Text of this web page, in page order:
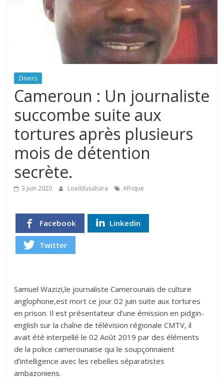
Divers
Cameroun : Un journaliste
succombe suite aux
tortures après plusieurs
mois de détention
secrète.
3 juin 2020 Loeildusahara Afrique
Facebook Linkedin
Twitter
Samuel Wazizi,le journaliste Camerounais de culture
anglophone,est mort ce jour 02 juin suite aux tortures
en prison. Il est présentateur d’une émission en pidgin-
english sur la chaîne de télévision régionale CMTV, il
avait été interpellé le 02 Août 2019 par des éléments
de la police camerounaise qui le soupçonnaient
d’intelligence avec les rebelles séparatistes
ambazoniens.